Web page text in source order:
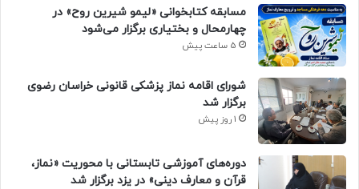
مسابقه کتابخوانی «لیمو شیرین روح» در
چهارمحال و بختیاری برگزار می‌شود
5 ساعت پیش
شورای اقامه نماز پزشکی قانونی خراسان رضوی
برگزار شد
1 روز پیش
دوره‌های آموزشی تابستانی با محوریت «نماز،
قرآن و معارف دینی» در یزد برگزار شد